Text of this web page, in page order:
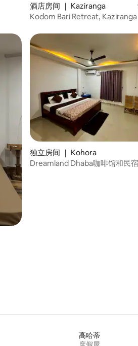
酒店房间 ｜ Kaziranga
Kodom Bari Retreat, Kaziranga
独立房间 ｜ Kohora
Dreamland Dhaba咖啡馆和民宿
高哈蒂